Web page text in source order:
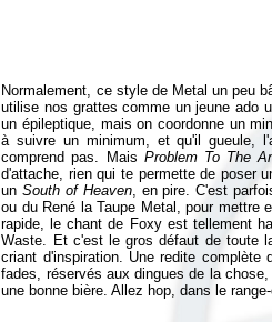
Normalement, ce style de Metal un peu
utilise nos grattes comme un jeune ado
un épileptique, mais on coordonne un
à suivre un minimum, et qu'il gueule,
comprend pas. Mais Problem To The
d'attache, rien qui te permette de poser
unSouth of Heaven, en pire. C'est
ou du René la Taupe Metal, pour mettre
rapide, le chant de Foxy est tellement
Waste. Et c'est le gros défaut de toute
criant d'inspiration. Une redite
fades, réservés aux dingues de la
une bonne bière. Allez hop, dans le